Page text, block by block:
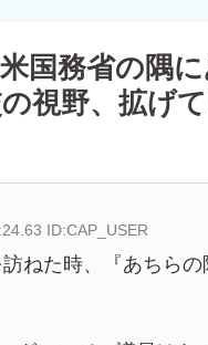
国務省の隅
視野、拡げて
ID:CAP_USER
訪ねた時、『あちら